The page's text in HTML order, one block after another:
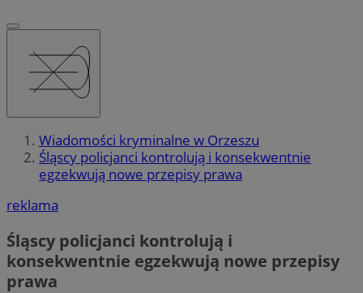
Wiadomości kryminalne w Orzeszu
Śląscy policjanci kontrolują i konsekwentnie
egzekwują nowe przepisy prawa
reklama
Śląscy policjanci kontrolują i
konsekwentnie egzekwują nowe przepisy
prawa